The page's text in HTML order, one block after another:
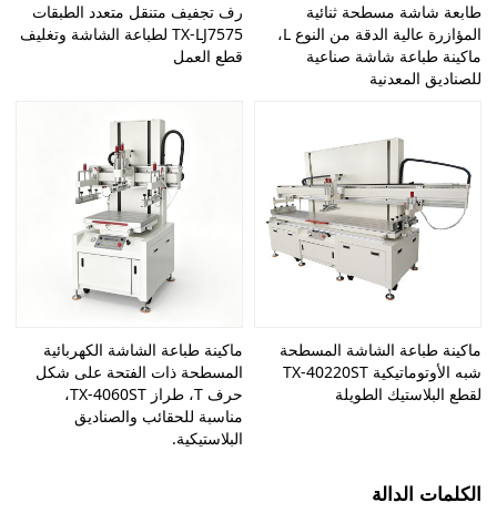
طابعة شاشة مسطحة ثنائية
المؤازرة عالية الدقة من النوع L،
ماكينة طباعة شاشة صناعية
للصناديق المعدنية
رف تجفيف متنقل متعدد الطبقات
TX-LJ7575 لطباعة الشاشة وتغليف
قطع العمل
ماكينة طباعة الشاشة المسطحة
شبه الأوتوماتيكية TX-40220ST
لقطع البلاستيك الطويلة
ماكينة طباعة الشاشة الكهربائية
المسطحة ذات الفتحة على شكل
حرف T، طراز TX-4060ST،
مناسبة للحقائب والصناديق
البلاستيكية.
الكلمات الدالة